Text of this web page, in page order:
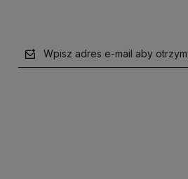
Wpisz adres e-mail aby